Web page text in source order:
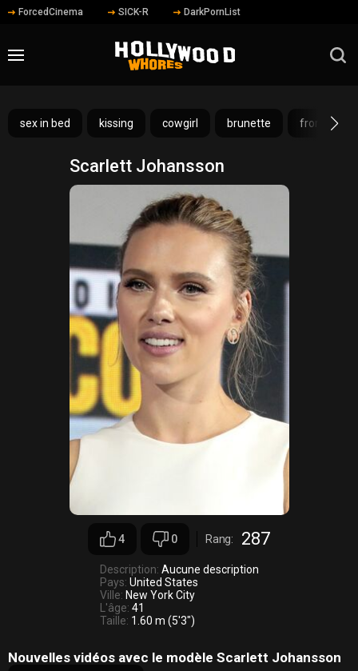
ForcedCinema SICK-R DarkPornList
sex in bed kissing cowgirl brunette from
Scarlett Johansson
4 0 Rang: 287
Description: Aucune description
Pays: United States
Ville: New York City
L'âge: 41
Taille: 1.60 m (5′3″)
Nouvelles vidéos avec le modèle Scarlett Johansson